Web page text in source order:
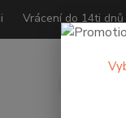
Vrácení do 14ti dnů